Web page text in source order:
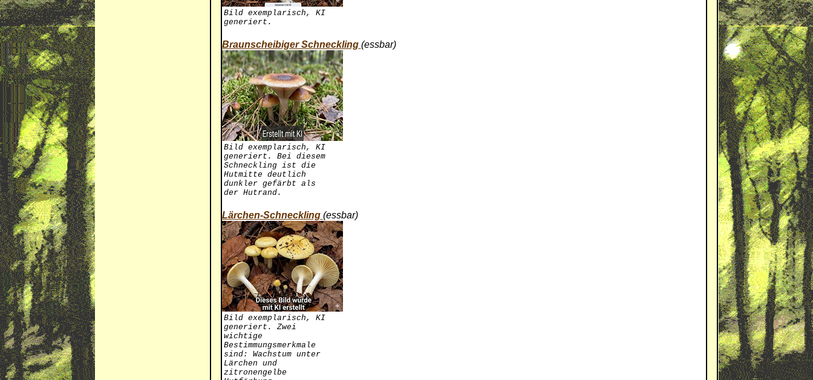
Bild exemplarisch, KI
generiert.
Braunscheibiger Schneckling (essbar)
Bild exemplarisch, KI
generiert. Bei diesem
Schneckling ist die
Hutmitte deutlich
dunkler gefärbt als
der Hutrand.
Lärchen-Schneckling (essbar)
Bild exemplarisch, KI
generiert. Zwei
wichtige
Bestimmungsmerkmale
sind: Wachstum unter
Lärchen und
zitronengelbe